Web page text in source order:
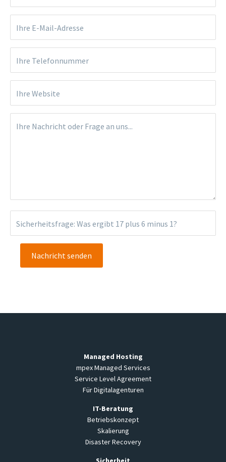
Ihre E-Mail-Adresse
Ihre Telefonnummer
Ihre Website
Ihre Nachricht oder Frage an uns...
Sicherheitsfrage: Was ergibt 17 plus 6 minus 1?
Managed Hosting
mpex Managed Services
Service Level Agreement
Für Digitalagenturen
IT-Beratung
Betriebskonzept
Skalierung
Disaster Recovery